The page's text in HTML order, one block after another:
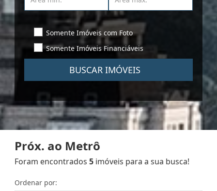
Somente Imóveis com Foto
Somente Imóveis Financiáveis
BUSCAR IMÓVEIS
Próx. ao Metrô
Foram encontrados 5 imóveis para a sua busca!
Ordenar por: